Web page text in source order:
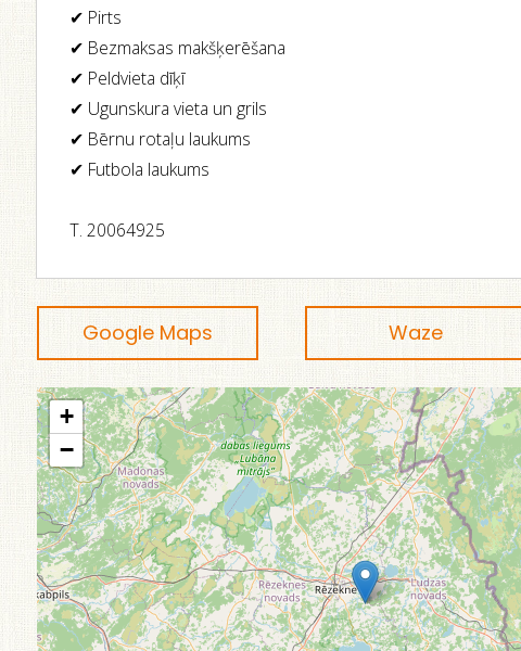
✔ Pirts
✔ Bezmaksas makšķerēšana
✔ Peldvieta dīķī
✔ Ugunskura vieta un grils
✔ Bērnu rotaļu laukums
✔ Futbola laukums
T. 20064925
Google Maps Waze
+
−